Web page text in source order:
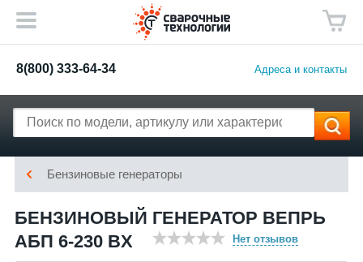
8(800) 333-64-34 Адреса и контакты
Бензиновые генераторы
БЕНЗИНОВЫЙ ГЕНЕРАТОР ВЕПРЬ
АБП 6-230 ВX
Нет отзывов